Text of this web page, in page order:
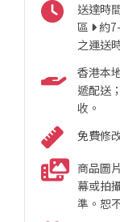
送達時
區
約
之運送
香港本
遞配送
收。
免費修
商品圖
幕或拍
準。恕